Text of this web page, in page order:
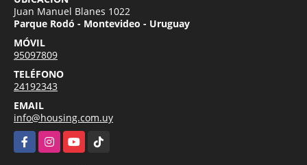
Juan Manuel Blanes 1022
Parque Rodó - Montevideo - Uruguay
MÓVIL
95097809
TELÉFONO
24192343
EMAIL
info@housing.com.uy
FacebookInstagramYouTubeTikTok